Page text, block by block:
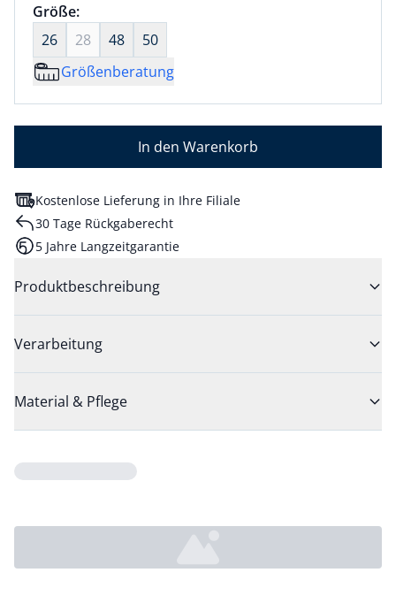
Größenauswahl:
Größe:nichts ausgewählt
26
28 48
50
Größenberatung
In den Warenkorb
Kostenlose Lieferung in Ihre Filiale
30 Tage Rückgaberecht
5 Jahre Langzeitgarantie
Produktbeschreibung
Verarbeitung
Material & Pflege